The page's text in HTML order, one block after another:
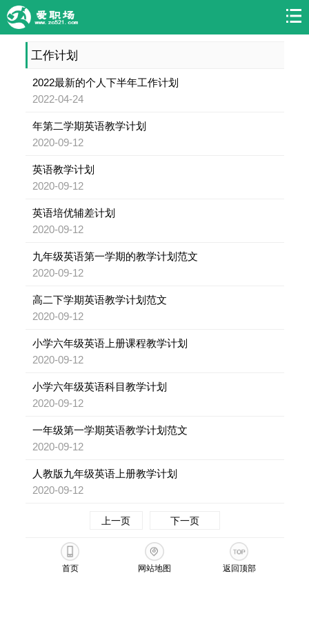
工作计划
2022最新的个人下半年工作计划
2022-04-24
年第二学期英语教学计划
2020-09-12
英语教学计划
2020-09-12
英语培优辅差计划
2020-09-12
九年级英语第一学期的教学计划范文
2020-09-12
高二下学期英语教学计划范文
2020-09-12
小学六年级英语上册课程教学计划
2020-09-12
小学六年级英语科目教学计划
2020-09-12
一年级第一学期英语教学计划范文
2020-09-12
人教版九年级英语上册教学计划
2020-09-12
上一页 下一页
首页 网站地图 返回顶部